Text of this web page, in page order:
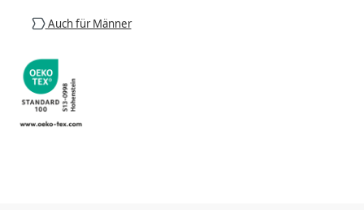
Auch für Männer